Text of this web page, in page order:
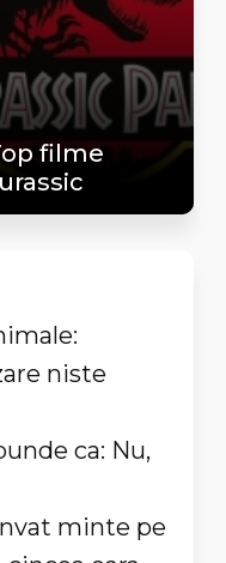
filme
niste
ca: Nu,
minte pe